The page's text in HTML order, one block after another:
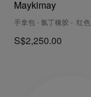
Maykimay
手拿包 - 氯丁橡胶 - 红色
S$2,250.00